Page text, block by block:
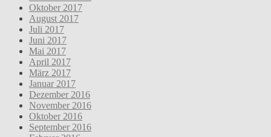
Oktober 2017
August 2017
Juli 2017
Juni 2017
Mai 2017
April 2017
März 2017
Januar 2017
Dezember 2016
November 2016
Oktober 2016
September 2016